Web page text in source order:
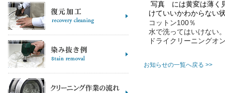
写真 には黄変は薄く
けていいかわからない
コットン100％
水で洗ってはいけない
ドライクリーニングオ
お知らせの一覧へ戻る >>